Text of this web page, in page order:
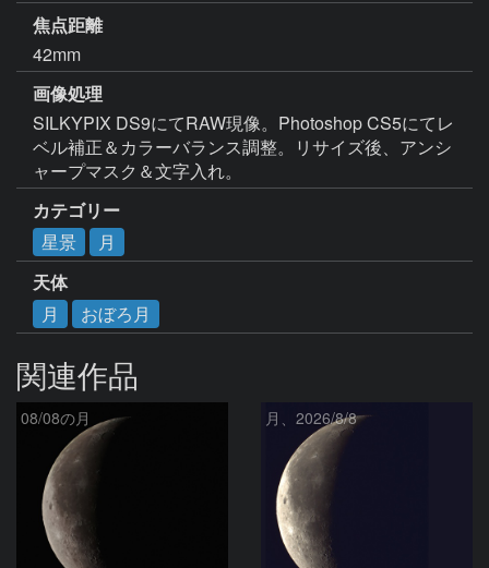
焦点距離
42mm
画像処理
SILKYPIX DS9にてRAW現像。Photoshop CS5にてレ
ベル補正＆カラーバランス調整。リサイズ後、アンシ
ャープマスク＆文字入れ。
カテゴリー
星景
月
天体
月
おぼろ月
関連作品
08/08の月 月、2026/8/8